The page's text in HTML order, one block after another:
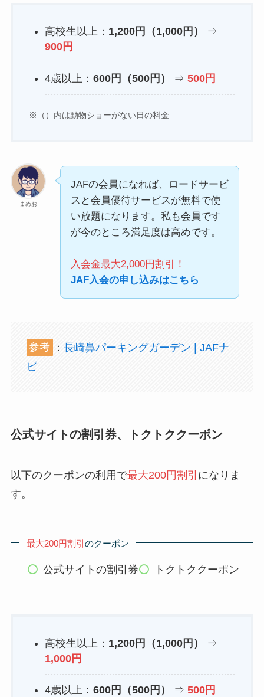
高校生以上： 1,200円（1,000円）
⇒
900円
4歳以上： 600円（500円） ⇒ 500円
※（）内は動物ショーがない日の料金
まめお
JAFの会員になれば、ロードサービ
スと会員優待サービスが無料で使
い放題になります。私も会員です
が今のところ満足度は高めです。
入会金最大2,000円割引！
JAF入会の申し込みはこちら
参考 ： 長崎鼻パーキングガーデン | JAFナ
ビ
公式サイトの割引券、トクトククーポン
以下のクーポンの利用で最大200円割引 になりま
す。
最大200円割引のクーポン
公式サイトの割引券 トクトククーポン
高校生以上： 1,200円（1,000円）
⇒
1,000円
4歳以上： 600円（500円） ⇒ 500円